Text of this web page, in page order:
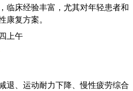
临床经验丰富，尤其对年轻患者和
复方案。
上午
退、运动耐力下降、慢性疲劳综合